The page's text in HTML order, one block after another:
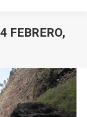
4 FEBRERO,